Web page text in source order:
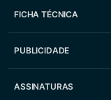
FICHA TÉCNICA
PUBLICIDADE
ASSINATURAS